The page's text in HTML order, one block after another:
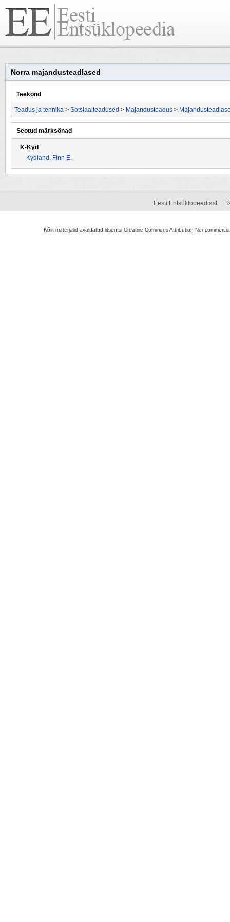
Norra majandusteadlased
Teekond
Teadus ja tehnika > Sotsiaalteadused > Majandusteadus >
Seotud märksõnad
K-Kyd
Kydland, Finn E.
Eesti Entsüklopeediast
Kõik materjalid avaldatud litsentsi Creative Commons Attribution-